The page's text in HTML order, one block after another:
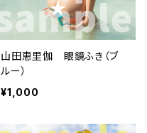
山田恵里伽 眼鏡ふき（ブ
ルー）
¥1,000